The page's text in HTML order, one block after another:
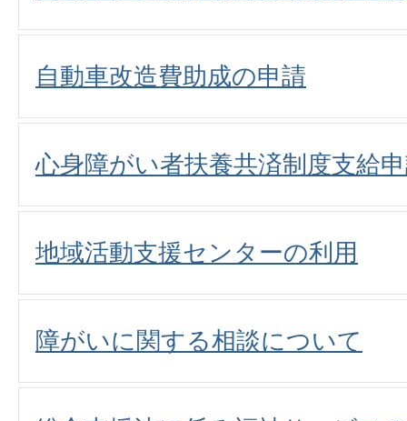
自動車改造費助成の申請
心身障がい者扶養共済制度支給
地域活動支援センターの利用
障がいに関する相談について